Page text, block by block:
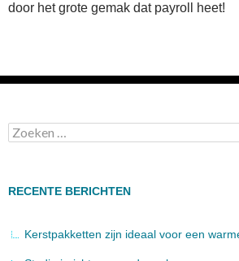
door het grote gemak dat payroll heet!
Zoeken
naar:
RECENTE BERICHTEN
Kerstpakketten zijn ideaal voor een